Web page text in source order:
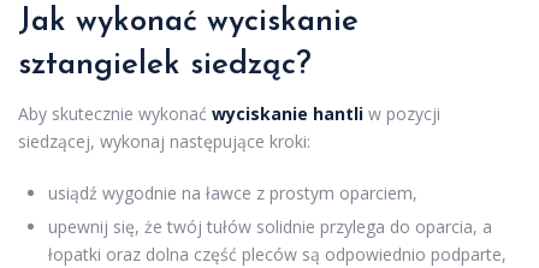
Jak wykonać wyciskanie
sztangielek siedząc?
Aby skutecznie wykonać wyciskanie hantli w pozycji
siedzącej, wykonaj następujące kroki:
usiądź wygodnie na ławce z prostym oparciem,
upewnij się, że twój tułów solidnie przylega do oparcia, a
łopatki oraz dolna część pleców są odpowiednio podparte,